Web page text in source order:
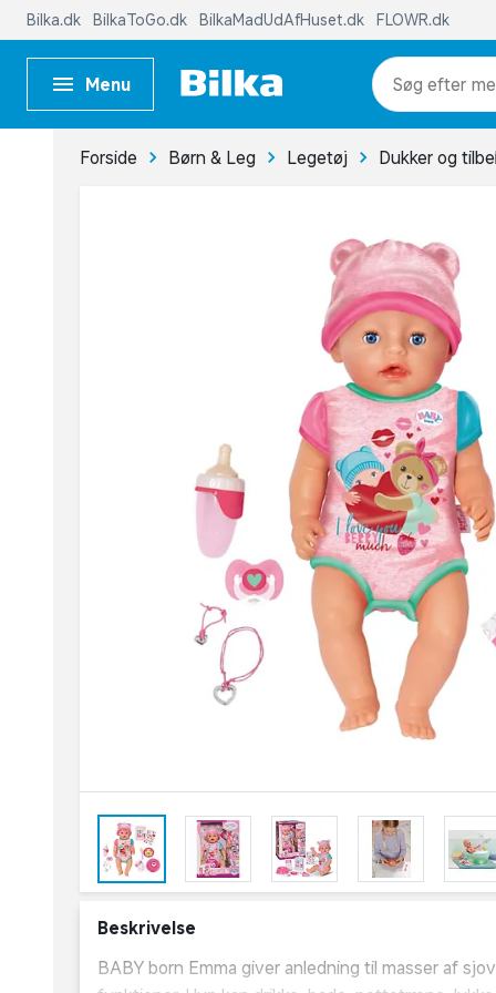
Bilka.dk BilkaToGo.dk BilkaMadUdAfHuset.dk FLOWR.dk
Menu
Forside Børn & Leg Legetøj Dukker og
Beskrivelse
BABY born Emma giver anledning til masser af